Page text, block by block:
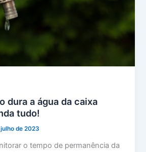
dura a água da caixa
tudo!
de 2023
o tempo de permanência da